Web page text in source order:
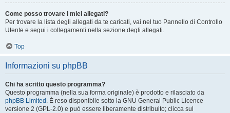
Come posso trovare i miei allegati?
Per trovare la lista degli allegati da te caricati, vai nel tuo Pannello di Controllo
Utente e segui i collegamenti nella sezione degli allegati.
Top
Informazioni su phpBB
Chi ha scritto questo programma?
Questo programma (nella sua forma originale) è prodotto e rilasciato da
phpBB Limited . È reso disponibile sotto la GNU General Public Licence
versione 2 (GPL-2.0) e può essere liberamente distribuito; clicca sul